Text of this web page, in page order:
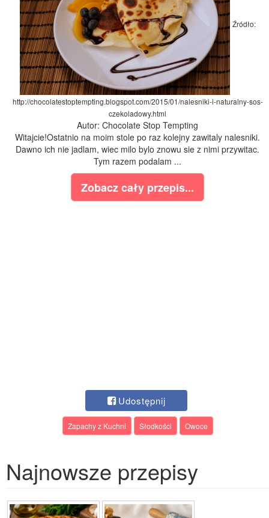
Źródło:
http://chocolatestoptempting.blogspot.com/2015/01/nalesniki-i-naturalny-sos-
czekoladowy.html
Autor: Chocolate Stop Tempting
Witajcie!Ostatnio na moim stole po raz kolejny zawitaly nalesniki.
Dawno ich nie jadlam, wiec milo bylo znowu sie z nimi przywitac.
Tym razem podalam ...
Zobacz cały przepis...
Udostępnij
Zapachy z Kuchni Słodkości Owoce
Najnowsze przepisy